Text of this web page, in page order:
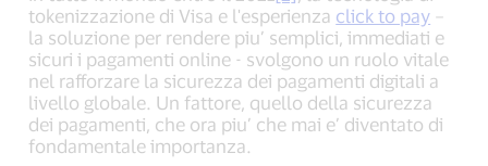
tokenizzazione di Visa e l'esperienza click to pay –
la soluzione per rendere piu’ semplici, immediati e
sicuri i pagamenti online - svolgono un ruolo vitale
nel rafforzare la sicurezza dei pagamenti digitali a
livello globale. Un fattore, quello della sicurezza
dei pagamenti, che ora piu’ che mai e’ diventato di
fondamentale importanza.